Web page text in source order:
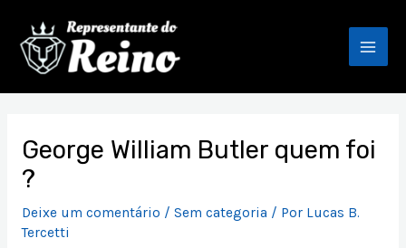
George William Butler quem foi
?
Deixe um comentário / Sem categoria / Por Lucas B.
Tercetti